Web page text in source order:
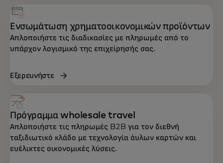
Ενσωμάτωση χρηματοοικονομικών προϊόντων
Απλοποιήστε τις διαδικασίες με πληρωμές από το
υπάρχον λογισμικό της επιχείρησής σας.
Εξερευνήστε
Πρόγραμμα wholesale travel
Απλοποιήστε τις πληρωμές B2B για τον διεθνή
ταξιδιωτικό κλάδο με τεχνολογία άυλων καρτών και
ευέλικτες οικονομικές λύσεις.